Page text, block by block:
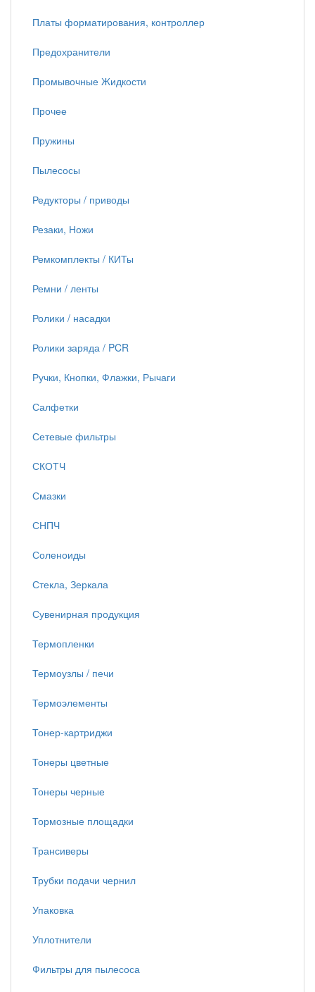
Платы форматирования, контроллер
Предохранители
Промывочные Жидкости
Прочее
Пружины
Пылесосы
Редукторы / приводы
Резаки, Ножи
Ремкомплекты / КИТы
Ремни / ленты
Ролики / насадки
Ролики заряда / PCR
Ручки, Кнопки, Флажки, Рычаги
Салфетки
Сетевые фильтры
СКОТЧ
Смазки
СНПЧ
Соленоиды
Стекла, Зеркала
Сувенирная продукция
Термопленки
Термоузлы / печи
Термоэлементы
Тонер-картриджи
Тонеры цветные
Тонеры черные
Тормозные площадки
Трансиверы
Трубки подачи чернил
Упаковка
Уплотнители
Фильтры для пылесоса